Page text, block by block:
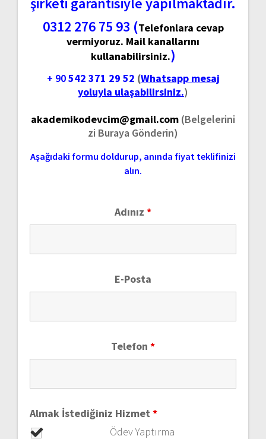
0312 276 75 93 (Telefonlara cevap
vermiyoruz. Mail kanallarını
kullanabilirsiniz.)
+ 90542 371 29 52 (Whatsapp mesaj
yoluyla ulaşabilirsiniz.)
akademikodevcim@gmail.com (Belgelerini
zi Buraya Gönderin)
Aşağıdaki formu doldurup, anında fiyat teklifinizi
alın.
Adınız *
E-Posta
Telefon *
Almak İstediğiniz Hizmet *
Ödev Yaptırma